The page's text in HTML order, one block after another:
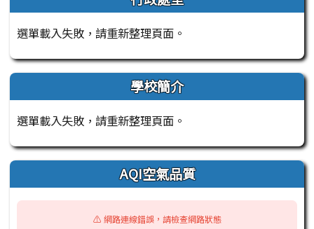
選單載入失敗，請重新整理頁面。
學校簡介
選單載入失敗，請重新整理頁面。
AQI空氣品質
⚠️ 網路連線錯誤，請檢查網路狀態